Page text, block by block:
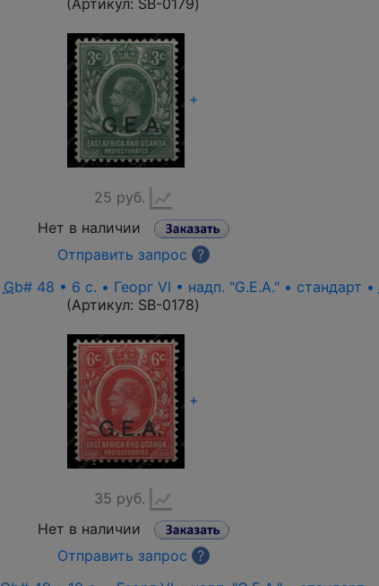
(Артикул: SB-0179)
+
25 руб.
Нет в наличии
Отправить запрос
?
Gb# 48 • 6 c. • Георг VI • надп. "G.E.A." • стандарт •
(Артикул: SB-0178)
+
35 руб.
Нет в наличии
Отправить запрос
?